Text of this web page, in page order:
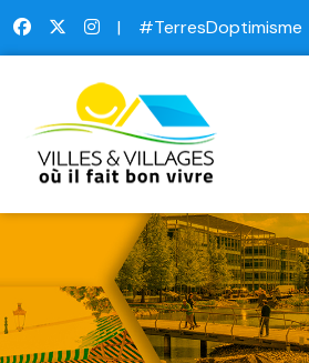
| #TerresDoptimisme